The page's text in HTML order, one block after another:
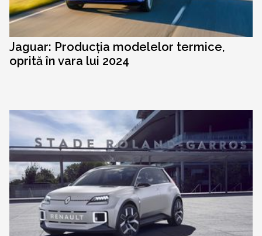
Jaguar: Producția modelelor termice,
oprită în vara lui 2024